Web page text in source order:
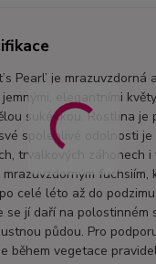
Pearl’ je mrazuvzdorná
elegantními
sukénkou. Rostlina je
spolehlivé odolnosti
trvalkových záhonech i
celé léto až do
se jí daří na polostinném
půdou. Pro
během vegetace